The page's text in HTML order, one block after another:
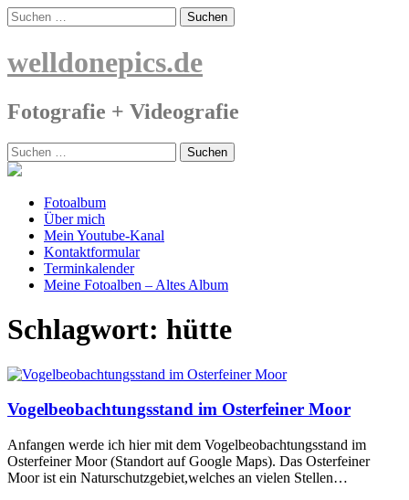
Skip
to
Suchen
nach:
welldonepics.de
Fotografie + Videografie
Suchen
nach:
Fotoalbum
Über mich
Mein Youtube-Kanal
Kontaktformular
Terminkalender
Meine Fotoalben – Altes Album
Schlagwort: hütte
Vogelbeobachtungsstand im Osterfeiner Moor
Anfangen werde ich hier mit dem Vogelbeobachtungsstand im
Osterfeiner Moor (Standort auf Google Maps). Das Osterfeiner
Moor ist ein Naturschutzgebiet,welches an vielen Stellen…